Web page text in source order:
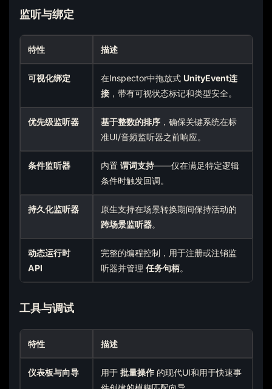
监听与绑定
特性 描述
可视化绑定 在Inspector中拖放式 UnityEvent连
接 ，带有可视状态标记和类型安全。
优先级监听器 基于整数的排序 ，确保关键系统在标
准UI/音频监听器之前响应。
条件监听器 内置谓词支持——仅在满足特定逻辑
条件时触发回调。
持久化监听器
原生支持在场景转换期间保持活动的
跨场景监听器。
动态运行时
API
完整的编程控制，用于注册或注销监
听器并管理任务句柄。
工具与调试
特性 描述
仪表板与向导 用于批量操作 的现代UI和用于快速事